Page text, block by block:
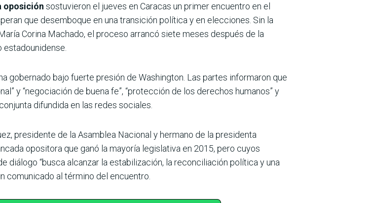
oposición sostuvieron el jueves en Caracas un primer encuentro en el
que desemboque en una transición política y en elecciones. Sin la
Corina Machado, el proceso arrancó siete meses después de la
gobernado bajo fuerte presión de Washington. Las partes informaron que
y “negociación de buena fe”, “protección de los derechos humanos” y
difundida en las redes sociales.
presidente de la Asamblea Nacional y hermano de la presidenta
opositora que ganó la mayoría legislativa en 2015, pero cuyos
diálogo “busca alcanzar la estabilización, la reconciliación política y una
comunicado al término del encuentro.